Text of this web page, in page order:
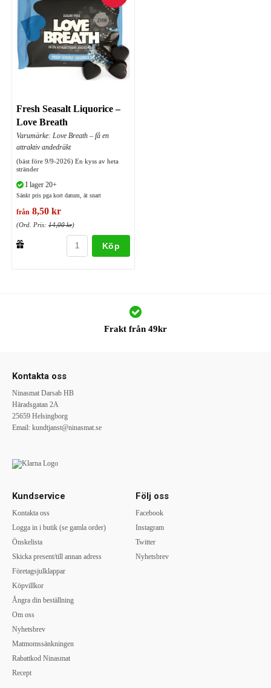
Fresh Seasalt Liquorice –
Love Breath
Varumärke: Love Breath – få en
attraktiv andedräkt
(bäst före 9/9-2026) En kyss av heta
stränder
I lager 20+
Sänkt pris pga kort datum, ät snart
från 8,50 kr
(Ord. Pris: 14,00 kr)
Köp
Frakt från 49kr
Kontakta oss
Ninasmat Darsab HB
Häradsgatan 2A
25659 Helsingborg
Email: kundtjanst@ninasmat.se
Kundservice
Kontakta oss
Logga in i butik (se gamla order)
Önskelista
Skicka present/till annan adress
Företagsjulklappar
Köpvillkor
Ångra din beställning
Om oss
Nyhetsbrev
Matmomssänkningen
Rabattkod Ninasmat
Recept
Följ oss
Facebook
Instagram
Twitter
Nyhetsbrev